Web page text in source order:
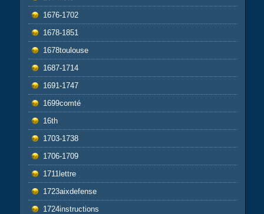
1676-1702
1678-1851
1678toulouse
1687-1714
1691-1747
1699comté
16th
1703-1738
1706-1709
1711lettre
1723aixdefense
1724instructions